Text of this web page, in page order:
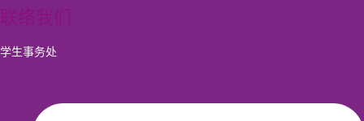
学生事务处